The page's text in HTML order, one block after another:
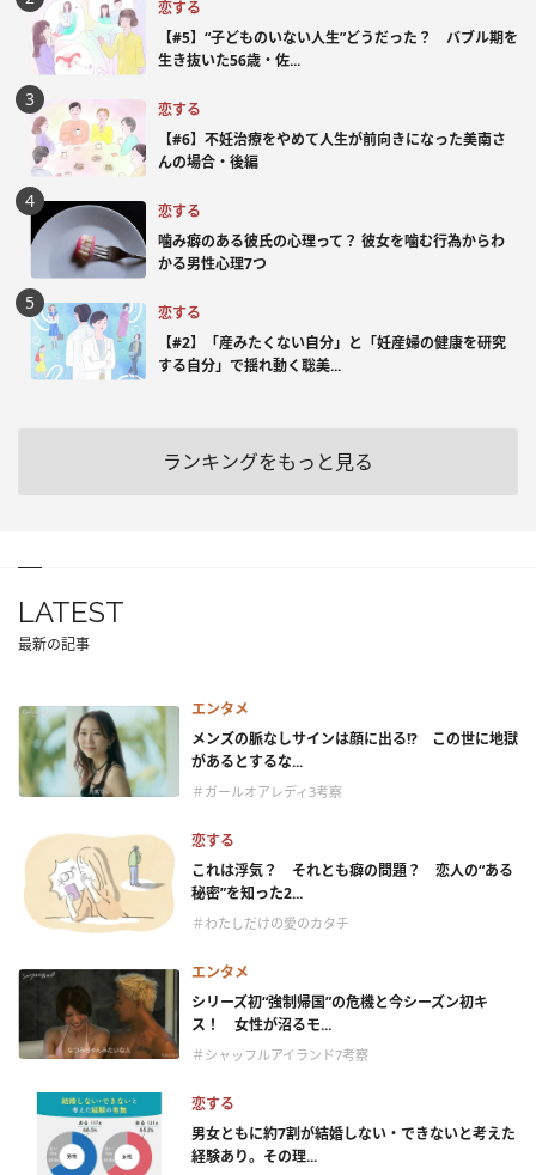
恋する
【#5】“子どものいない人生”どうだった？ バブル期を
生き抜いた56歳・佐...
恋する
【#6】不妊治療をやめて人生が前向きになった美南さ
んの場合・後編
恋する
噛み癖のある彼氏の心理って？ 彼女を噛む行為からわ
かる男性心理7つ
恋する
【#2】「産みたくない自分」と「妊産婦の健康を研究
する自分」で揺れ動く聡美...
ランキングをもっと見る
LATEST
最新の記事
エンタメ
メンズの脈なしサインは顔に出る!? この世に地獄
があるとするな...
＃ガールオアレディ3考察
恋する
これは浮気？ それとも癖の問題？ 恋人の“ある
秘密”を知った2...
＃わたしだけの愛のカタチ
エンタメ
シリーズ初“強制帰国”の危機と今シーズン初キ
ス！ 女性が沼るモ...
＃シャッフルアイランド7考察
恋する
男女ともに約7割が結婚しない・できないと考えた
経験あり。その理...